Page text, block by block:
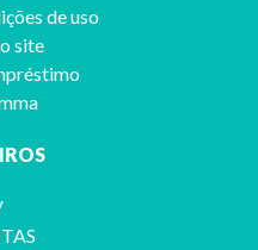
de uso
site